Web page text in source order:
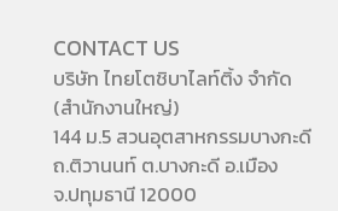
CONTACT US
บริษัท ไทยโตชิบาไลท์ติ้ง จำกัด
(สำนักงานใหญ่)
144 ม.5 สวนอุตสาหกรรมบางกะดี
ถ.ติวานนท์ ต.บางกะดี อ.เมือง
จ.ปทุมธานี 12000